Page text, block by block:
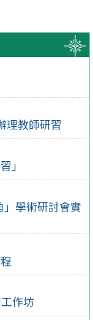
理教師研習
」
」學術研討會實
作坊